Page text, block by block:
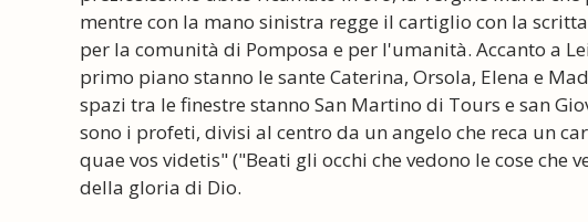
mentre con la mano sinistra regge il cartiglio con la
per la comunità di Pomposa e per l'umanità. Accanto a
primo piano stanno le sante Caterina, Orsola, Elena e
spazi tra le finestre stanno San Martino di Tours e san
sono i profeti, divisi al centro da un angelo che reca un
quae vos videtis" ("Beati gli occhi che vedono le cose che
della gloria di Dio.